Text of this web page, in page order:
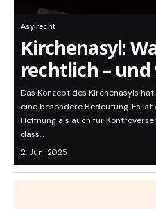
Asylrecht
Kirchenasyl:
rechtlich –
Das Konzept des Kirchenasyls
eine besondere Bedeutung. Es
Hoffnung als auch für
dass…
2. Juni 2025